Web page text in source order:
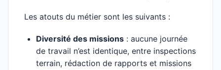
Les atouts du métier sont les suivants :
Diversité des missions : aucune journée
de travail n’est identique, entre inspections
terrain, rédaction de rapports et missions